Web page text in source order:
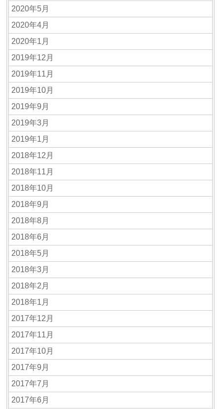
2020年5月
2020年4月
2020年1月
2019年12月
2019年11月
2019年10月
2019年9月
2019年3月
2019年1月
2018年12月
2018年11月
2018年10月
2018年9月
2018年8月
2018年6月
2018年5月
2018年3月
2018年2月
2018年1月
2017年12月
2017年11月
2017年10月
2017年9月
2017年7月
2017年6月